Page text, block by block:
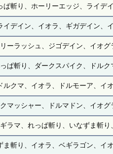
ぱ斬り、ホーリーエッジ、ライデ
デイン、イオラ、ギガデイン、イ
ーラッシュ、ジゴデイン、イオグ
ぱ斬り、ダークスパイク、ドルク
クマ、イオラ、ドルモーア、イオ
マッシャー、ドルマドン、イオグ
ラマ、れっぱ斬り、いなずま斬り
斬り、イオラ、ベギラゴン、イオ